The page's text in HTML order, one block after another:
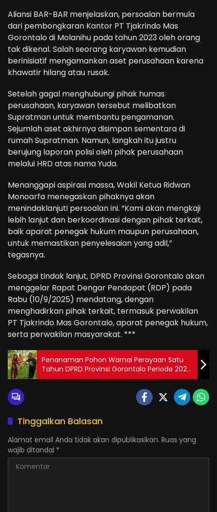
Aliansi BAR-BAR menjelaskan, persoalan bermula
dari pembongkaran Kantor PT Tjakrindo Mas
Gorontalo di Molanihu pada tahun 2023 oleh orang
tak dikenal. Salah seorang karyawan kemudian
berinisiatif mengamankan aset perusahaan karena
khawatir hilang atau rusak.
Setelah gagal menghubungi pihak humas
perusahaan, karyawan tersebut melibatkan
Supratman untuk membantu pengamanan.
Sejumlah aset akhirnya disimpan sementara di
rumah Supratman. Namun, langkah itu justru
berujung laporan polisi oleh pihak perusahaan
melalui HRD atas nama Yuda.
Menanggapi aspirasi massa, Wakil Ketua Ridwan
Monoarfa menegaskan pihaknya akan
menindaklanjuti persoalan ini. “Kami akan mengkaji
lebih lanjut dan berkoordinasi dengan pihak terkait,
baik aparat penegak hukum maupun perusahaan,
untuk memastikan penyelesaian yang adil,”
tegasnya.
Sebagai tindak lanjut, DPRD Provinsi Gorontalo akan
menggelar Rapat Dengar Pendapat (RDP) pada
Rabu (10/9/2025) mendatang, dengan
menghadirkan pihak terkait, termasuk perwakilan
PT Tjakrindo Mas Gorontalo, aparat penegak hukum,
serta perwakilan masyarakat. ***
Penanaman Pohon Warnai Perayaan Satu
Tahun DPRD Provinsi Gorontalo Periode 2024
– 2029
Tinggalkan Balasan
Alamat email Anda tidak akan dipublikasikan. Ruas yang
wajib ditandai *